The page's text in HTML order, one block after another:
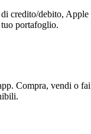
credito/debito, Apple
portafoglio.
Compra, vendi o fai